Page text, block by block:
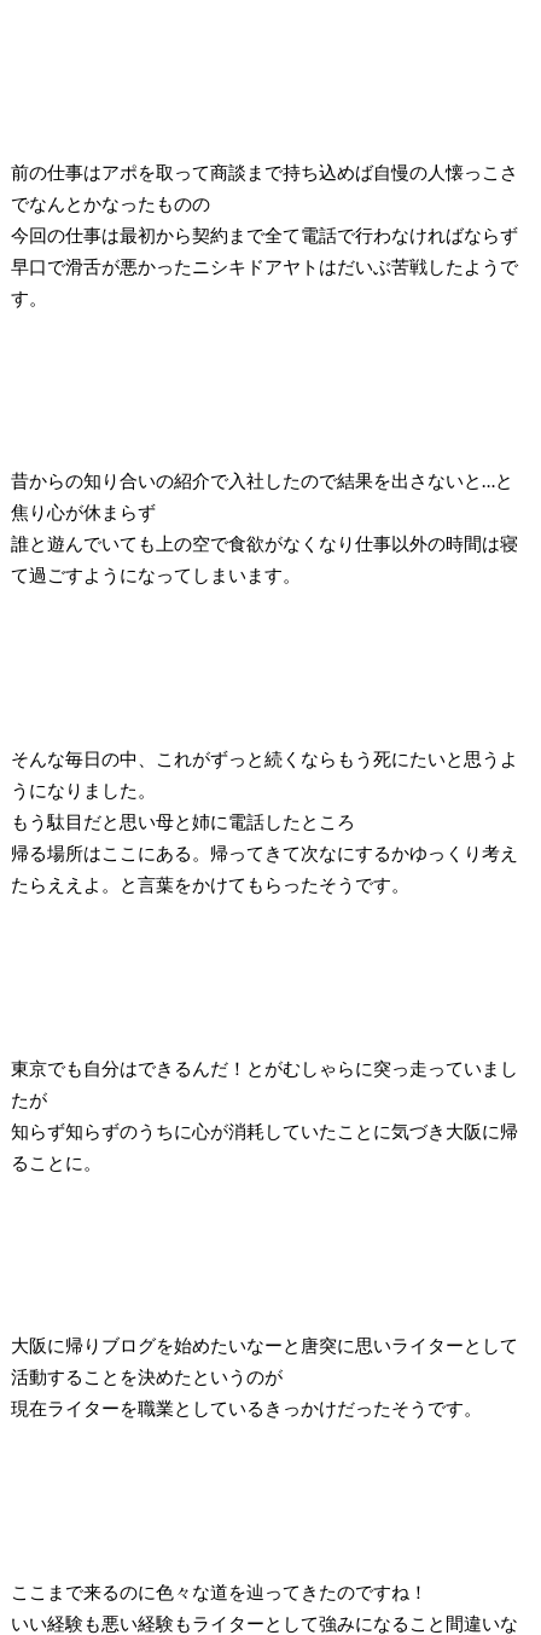
前の仕事はアポを取って商談まで持ち込めば自慢の人懐っこさ
でなんとかなったものの
今回の仕事は最初から契約まで全て電話で行わなければならず
早口で滑舌が悪かったニシキドアヤトはだいぶ苦戦したようで
す。
昔からの知り合いの紹介で入社したので結果を出さないと…と
焦り心が休まらず
誰と遊んでいても上の空で食欲がなくなり仕事以外の時間は寝
て過ごすようになってしまいます。
そんな毎日の中、これがずっと続くならもう死にたいと思うよ
うになりました。
もう駄目だと思い母と姉に電話したところ
帰る場所はここにある。帰ってきて次なにするかゆっくり考え
たらええよ。と言葉をかけてもらったそうです。
東京でも自分はできるんだ！とがむしゃらに突っ走っていまし
たが
知らず知らずのうちに心が消耗していたことに気づき大阪に帰
ることに。
大阪に帰りブログを始めたいなーと唐突に思いライターとして
活動することを決めたというのが
現在ライターを職業としているきっかけだったそうです。
ここまで来るのに色々な道を辿ってきたのですね！
いい経験も悪い経験もライターとして強みになること間違いな